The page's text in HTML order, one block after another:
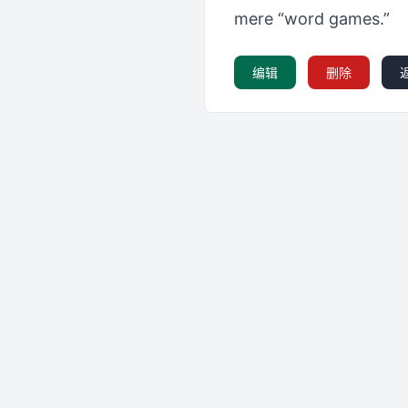
mere “word games.”
编辑 删除